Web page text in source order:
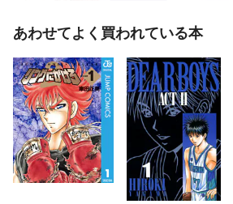
あわせてよく買われている本